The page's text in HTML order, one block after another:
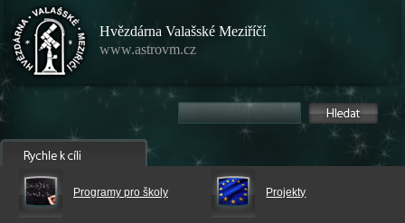
Hvězdárna Valašské Meziříčí
www.astrovm.cz
Programy pro školy Projekty